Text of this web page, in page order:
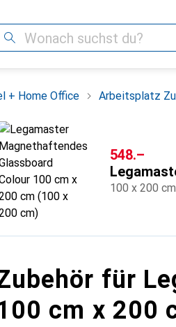
Suche
+ Home Office Arbeitsplatz
CHF
548.–
100 x 200 cm
für
cm x 200